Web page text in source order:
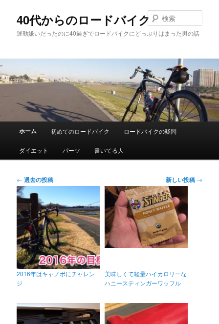
テ
ン
ツ
へ
移
ン
ツ
へ
移
動
40代からのロードバイク
運動嫌いだったのに40過ぎでロードバイクにどっぷりはまった男の話
索
メ
ホーム 初めてのロードバイク ロードバイクの疑問
ダイエット パーツ 書いてる人
投
稿
ナ
ビ
ゲ
ー
シ
ョ
ン
← 過去の投稿 新しい投稿 →
2016年はキャノボにチャレン
ジ
美味しくて軽量ハイカロリーな
ハニースティンガーワッフル